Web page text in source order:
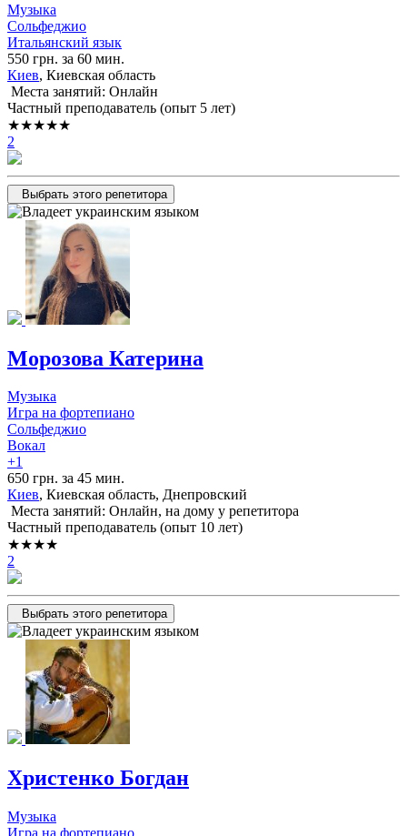
Музыка
Сольфеджио
Итальянский язык
550 грн. за 60 мин.
Киев, Киевская область
Места занятий: Онлайн
Частный преподаватель (опыт 5 лет)
★★★★★
2
Выбрать этого репетитора
Морозова Катерина
Музыка
Игра на фортепиано
Сольфеджио
Вокал
+1
650 грн. за 45 мин.
Киев, Киевская область, Днепровский
Места занятий: Онлайн, на дому у репетитора
Частный преподаватель (опыт 10 лет)
★★★★
2
Выбрать этого репетитора
Христенко Богдан
Музыка